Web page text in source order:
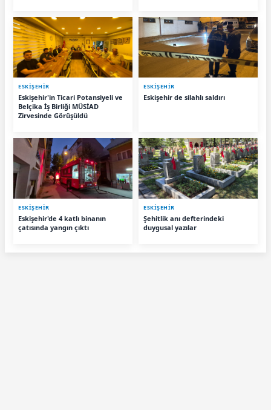
ESKIŞEHIR
Eskişehir'in Ticari Potansiyeli ve
Belçika İş Birliği MÜSİAD
Zirvesinde Görüşüldü
ESKIŞEHIR
Eskişehir de silahlı saldırı
ESKIŞEHIR
Eskişehir'de 4 katlı binanın
çatısında yangın çıktı
ESKIŞEHIR
Şehitlik anı defterindeki
duygusal yazılar